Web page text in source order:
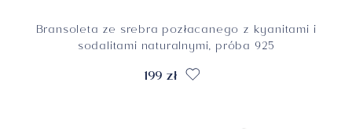
Bransoleta ze srebra pozłacanego z kyanitami i
sodalitami naturalnymi, próba 925
199 zł